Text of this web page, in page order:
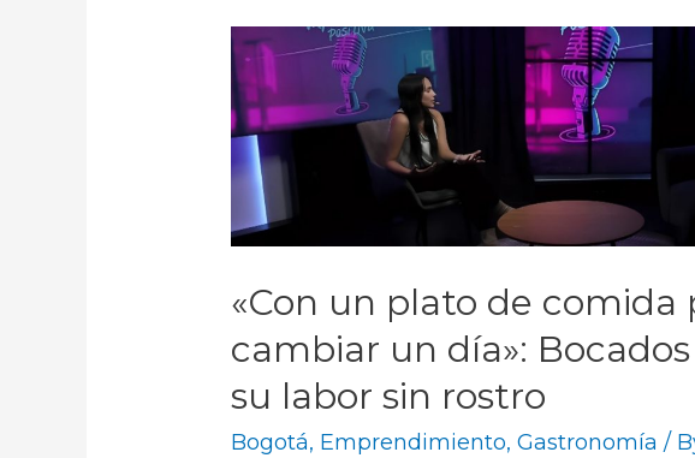
«Con un plato de comida
cambiar un día»:
su labor sin rostro
Bogotá, Emprendimiento,Gastronomía /